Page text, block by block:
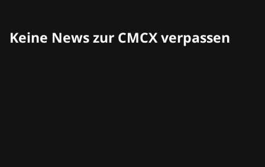
Keine News zur CMCX verpassen